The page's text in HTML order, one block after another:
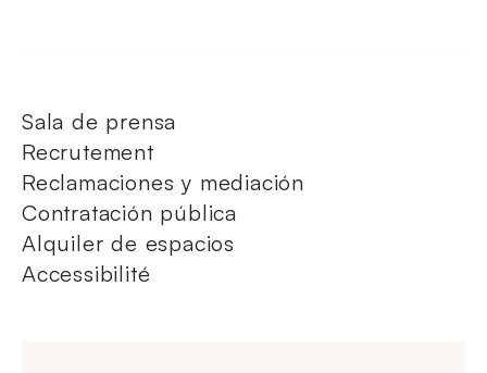
Sala de prensa
Recrutement
Reclamaciones y mediación
Contratación pública
Alquiler de espacios
Accessibilité